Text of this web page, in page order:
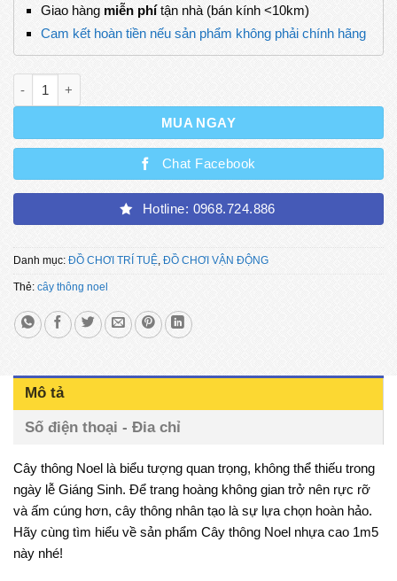
Giao hàng miễn phítận nhà (bán kính <10km)
Cam kết hoàn tiền nếu sản phẩm không phải chính hãng
MUA NGAY
Chat Facebook
Hotline: 0968.724.886
Danh mục: ĐỒ CHƠI TRÍ TUỆ ĐỒ CHƠI VẬN ĐỘNG
Thẻ: cây thông noel
Mô tả
Số điện thoại - Đia chỉ
Cây thông Noel là biểu tượng quan trọng, không thể thiếu trong
ngày lễ Giáng Sinh. Để trang hoàng không gian trở nên rực rỡ
và ấm cúng hơn, cây thông nhân tạo là sự lựa chọn hoàn hảo.
Hãy cùng tìm hiểu về sản phẩm Cây thông Noel nhựa cao 1m5
này nhé!